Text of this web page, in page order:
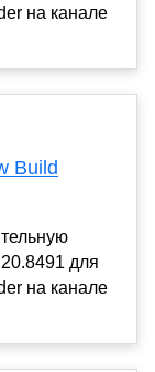
на канале
Build
для
на канале